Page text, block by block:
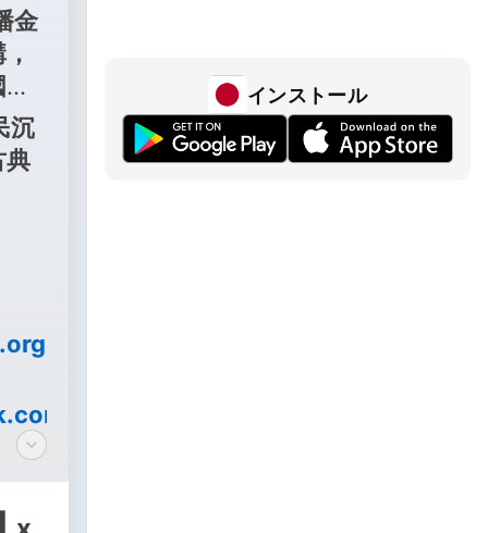
金
沉
典
hakkaradio105.9?
インストール